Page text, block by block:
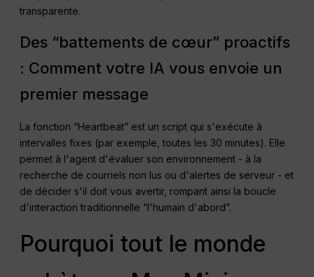
transparente.
Des “battements de cœur” proactifs
: Comment votre IA vous envoie un
premier message
La fonction “Heartbeat” est un script qui s'exécute à
intervalles fixes (par exemple, toutes les 30 minutes). Elle
permet à l'agent d'évaluer son environnement - à la
recherche de courriels non lus ou d'alertes de serveur - et
de décider s'il doit vous avertir, rompant ainsi la boucle
d'interaction traditionnelle “l'humain d'abord”.
Pourquoi tout le monde